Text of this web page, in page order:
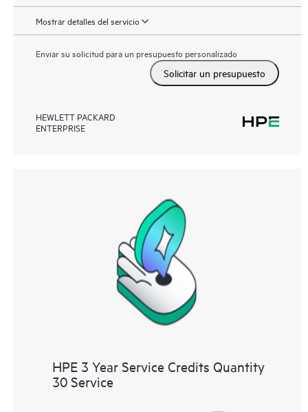
Mostrar detalles del servicio
Enviar su solicitud para un presupuesto personalizado
Solicitar un presupuesto
HEWLETT PACKARD
ENTERPRISE
HPE 3 Year Service Credits Quantity
30 Service